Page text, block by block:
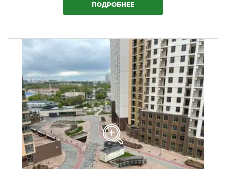
ПОДРОБНЕЕ